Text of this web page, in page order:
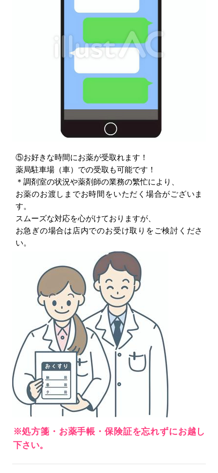
⑤お好きな時間にお薬が受取れます！
薬局駐車場（車）での受取も可能です！
＊調剤室の状況や薬剤師の業務の繁忙により、
お薬のお渡しまでお時間をいただく場合がございま
す。
スムーズな対応を心がけておりますが、
お急ぎの場合は店内でのお受け取りをご検討くださ
い。
※処方箋・お薬手帳・保険証を忘れずにお越し
下さい。